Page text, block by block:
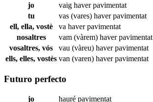
jo vaig haverpavimentat
tu
vas (vares) haverpavimentat
ell, ella, vostè
va haverpavimentat
nosaltres
vam (vàrem) haverpavimentat
vosaltres, vós
vau (vàreu) haverpavimentat
ells, elles, vostès van (varen) haverpavimentat
Futuro perfecto
jo hauré pavimentat